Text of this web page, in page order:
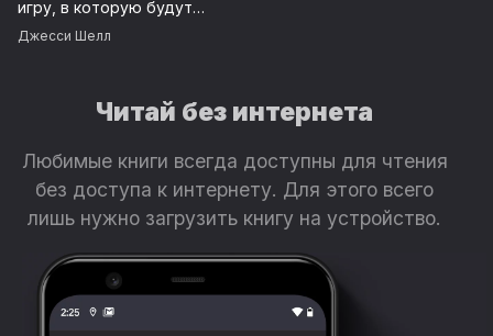
игру, в которую будут
играть все
Джесси Шелл
Читай без интернета
Любимые книги всегда доступны для чтения
без доступа к интернету. Для этого всего
лишь нужно загрузить книгу на устройство.